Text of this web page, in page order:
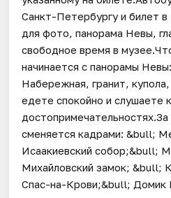
Санкт-Петербургу и билет
для фото, панорама Невы,
свободное время в
начинается с панорамы
Набережная, гранит,
едете спокойно и слушаете
сменяется кадрами: &bull;
Исаакиевский собор;&bull;
Михайловский замок; &bull;
Спас-на-Крови;&bull; Домик